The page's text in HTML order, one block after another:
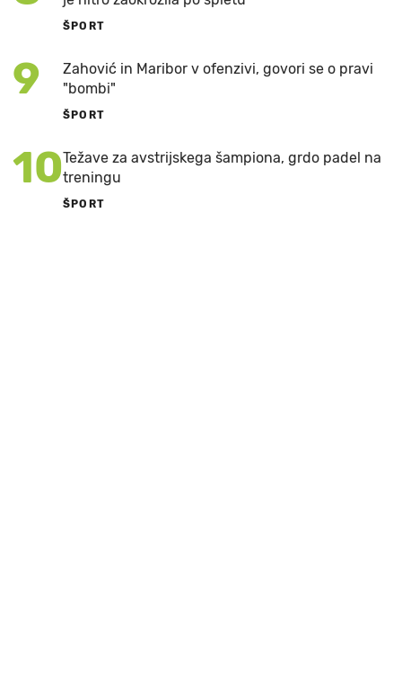
ŠPORT
9
Zahović in Maribor v ofenzivi, govori se o pravi
"bombi"
ŠPORT
10Težave za avstrijskega šampiona, grdo padel na
treningu
ŠPORT